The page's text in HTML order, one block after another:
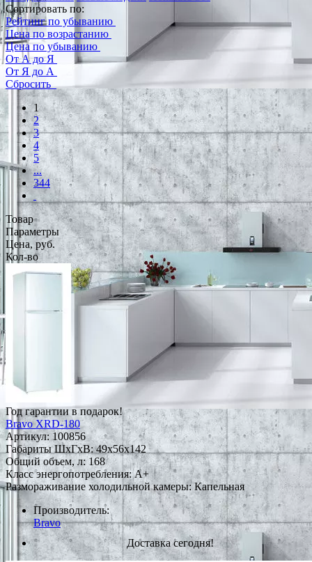
Сортировать по:
Рейтинг по убыванию
Цена по возрастанию
Цена по убыванию
От А до Я
От Я до А
Сбросить
1
2
3
4
5
...
344
Товар
Параметры
Цена, руб.
Кол-во
Год гарантии в подарок!
Bravo XRD-180
Артикул: 100856
Габариты ШxГxВ: 49x56x142
Общий объем, л: 168
Класс энергопотребления: A+
Размораживание холодильной камеры: Капельная
Производитель:
Bravo
Доставка сегодня!